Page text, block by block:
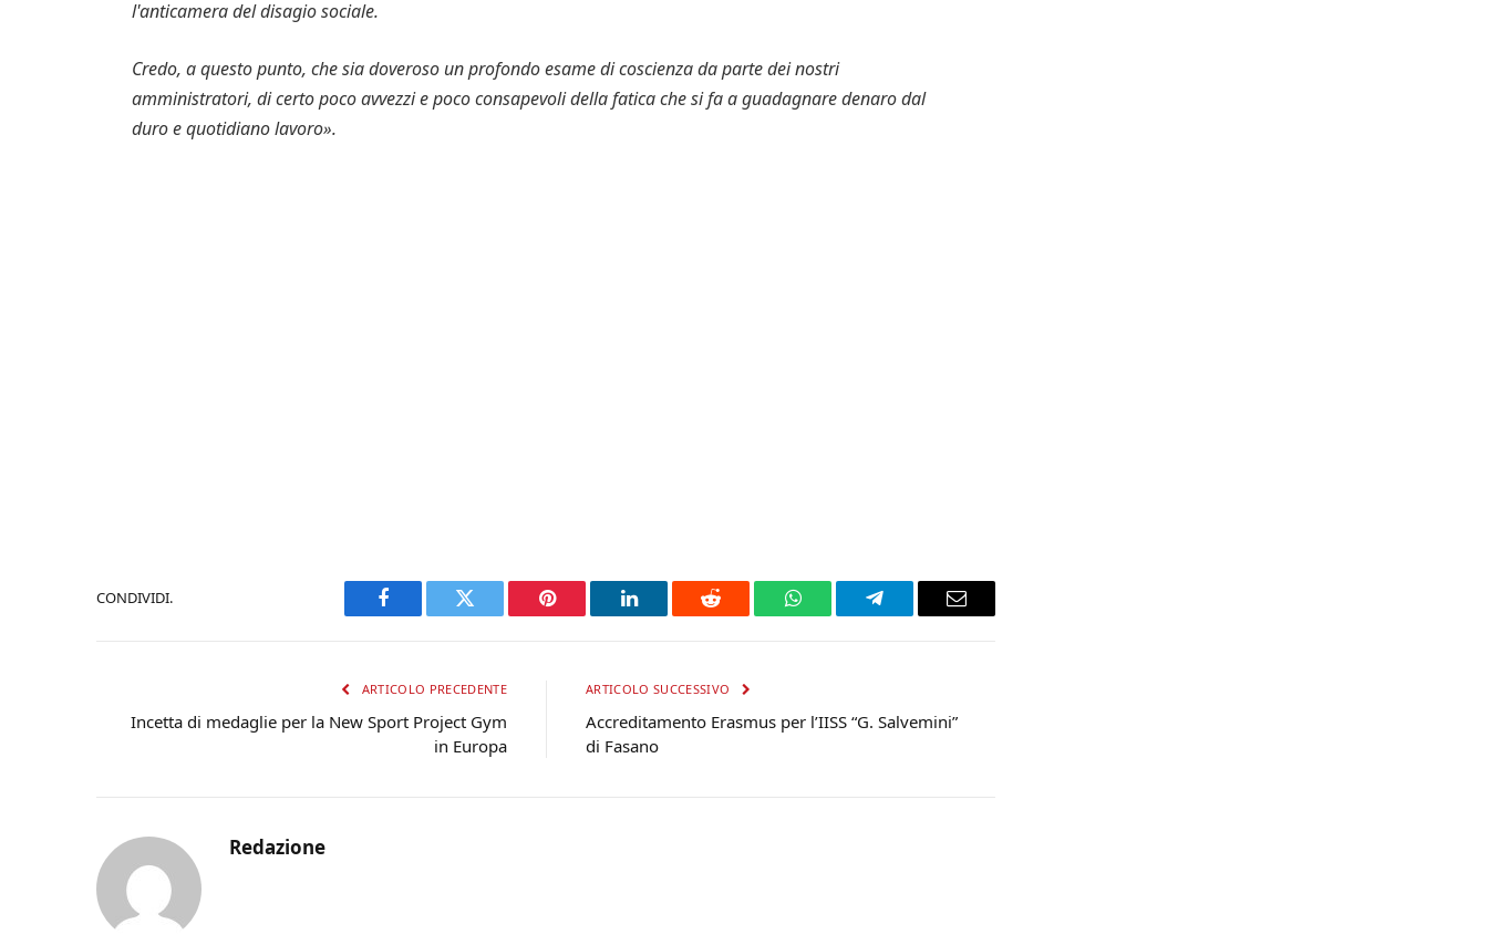
l'anticamera del disagio sociale.
Credo, a questo punto, che sia doveroso un profondo esame di coscienza da parte dei nostri
amministratori, di certo poco avvezzi e poco consapevoli della fatica che si fa a guadagnare denaro dal
duro e quotidiano lavoro».
CONDIVIDI.
Facebook Twitter Pinterest LinkedIn Reddit WhatsAppTelegram Email
ARTICOLO PRECEDENTE
Incetta di medaglie per la New Sport Project Gym
in Europa
ARTICOLO SUCCESSIVO
Accreditamento Erasmus per l’IISS “G. Salvemini”
di Fasano
Redazione